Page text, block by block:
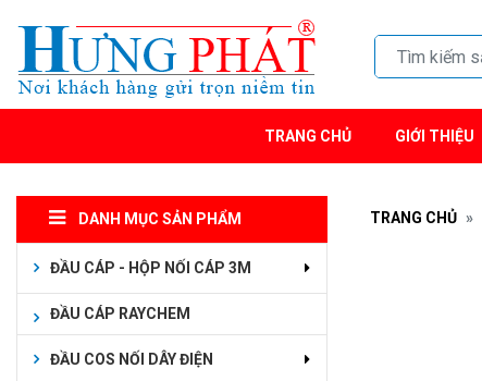
TRANG CHỦ GIỚI THIỆU
DANH MỤC SẢN PHẨM
ĐẦU CÁP - HỘP NỐI CÁP 3M
ĐẦU CÁP RAYCHEM
ĐẦU COS NỐI DÂY ĐIỆN
TRANG CHỦ